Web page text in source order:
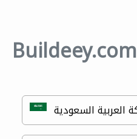
Buildeey.com